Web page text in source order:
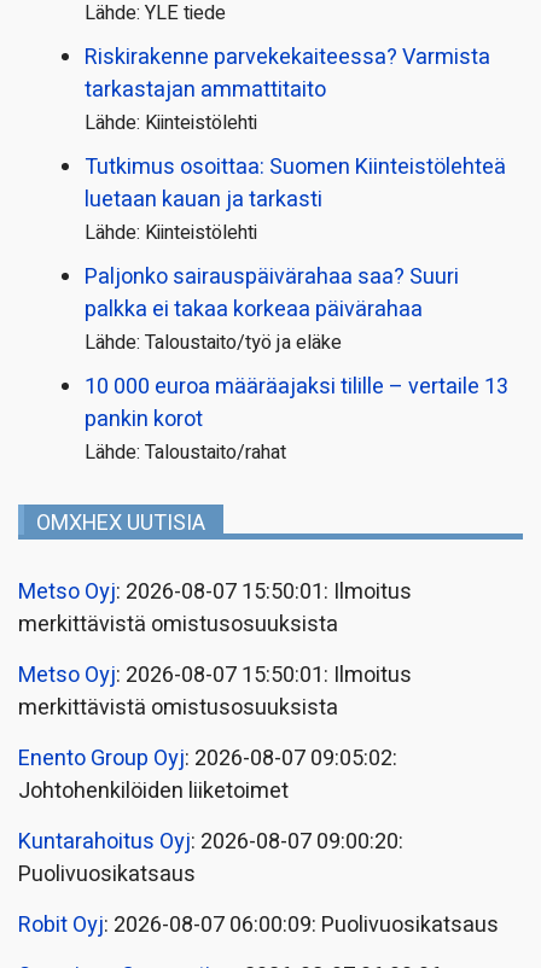
Lähde: YLE tiede
Riskirakenne parvekekaiteessa? Varmista
tarkastajan ammattitaito
Lähde: Kiinteistölehti
Tutkimus osoittaa: Suomen Kiinteistölehteä
luetaan kauan ja tarkasti
Lähde: Kiinteistölehti
Paljonko sairauspäivä­rahaa saa? Suuri
palkka ei takaa korkeaa päivärahaa
Lähde: Taloustaito/työ ja eläke
10 000 euroa määräajaksi tilille – vertaile 13
pankin korot
Lähde: Taloustaito/rahat
OMXHEX UUTISIA
Metso Oyj: 2026-08-07 15:50:01: Ilmoitus
merkittävistä omistusosuuksista
Metso Oyj: 2026-08-07 15:50:01: Ilmoitus
merkittävistä omistusosuuksista
Enento Group Oyj: 2026-08-07 09:05:02:
Johtohenkilöiden liiketoimet
Kuntarahoitus Oyj: 2026-08-07 09:00:20:
Puolivuosikatsaus
Robit Oyj: 2026-08-07 06:00:09: Puolivuosikatsaus